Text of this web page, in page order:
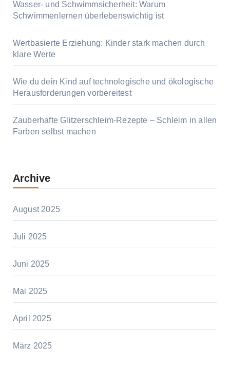
Wasser- und Schwimmsicherheit: Warum
Schwimmenlernen überlebenswichtig ist
Wertbasierte Erziehung: Kinder stark machen durch
klare Werte
Wie du dein Kind auf technologische und ökologische
Herausforderungen vorbereitest
Zauberhafte Glitzerschleim-Rezepte – Schleim in allen
Farben selbst machen
Archive
August 2025
Juli 2025
Juni 2025
Mai 2025
April 2025
März 2025